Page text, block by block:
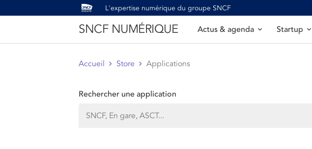
L'expertise numérique du groupe SNCF
SNCF NUMÉRIQUE Actus & agenda Startup
Accueil Store Applications
Rechercher une application